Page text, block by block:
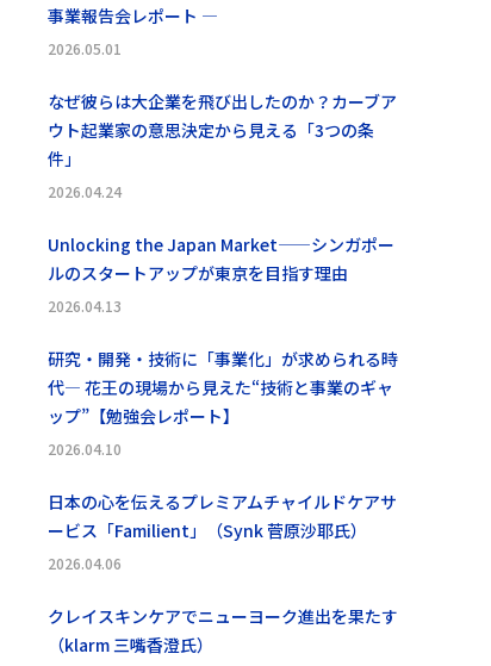
事業報告会レポート ―
2026.05.01
なぜ彼らは大企業を飛び出したのか？カーブア
ウト起業家の意思決定から見える「3つの条
件」
2026.04.24
Unlocking the Japan Market——シンガポー
ルのスタートアップが東京を目指す理由
2026.04.13
研究・開発・技術に「事業化」が求められる時
代― 花王の現場から見えた“技術と事業のギャ
ップ”【勉強会レポート】
2026.04.10
日本の心を伝えるプレミアムチャイルドケアサ
ービス「Familient」（Synk 菅原沙耶氏）
2026.04.06
クレイスキンケアでニューヨーク進出を果たす
（klarm 三嘴香澄氏）